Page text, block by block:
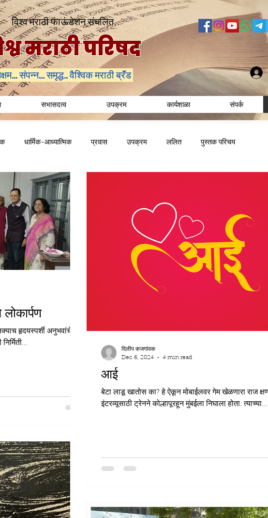
विश्व मराठी फाऊंडेशन संचलित
मराठी परिषद
संपन्न... समृद्ध.. वैश्विक मराठी ब्रॅंड
सभासदत्व उपक्रम कार्यशाळा संपर्क
धार्मिक-आध्यात्मिक प्रवास उपक्रम ललित पुस्तक परिचय
हृदयस्पर्शी अनुभवांचे
आई
बेटा लाडू खातोस का? हे ऐकून मोबाईलवर गेम खेळणारा राज
इंटरव्यूसाठी ट्रेनने कोल्हापूरहून मुंबईला निघाला होता. त्याच्या...
दिलीप कजगांवक
Dec 6, 2024
4 min read